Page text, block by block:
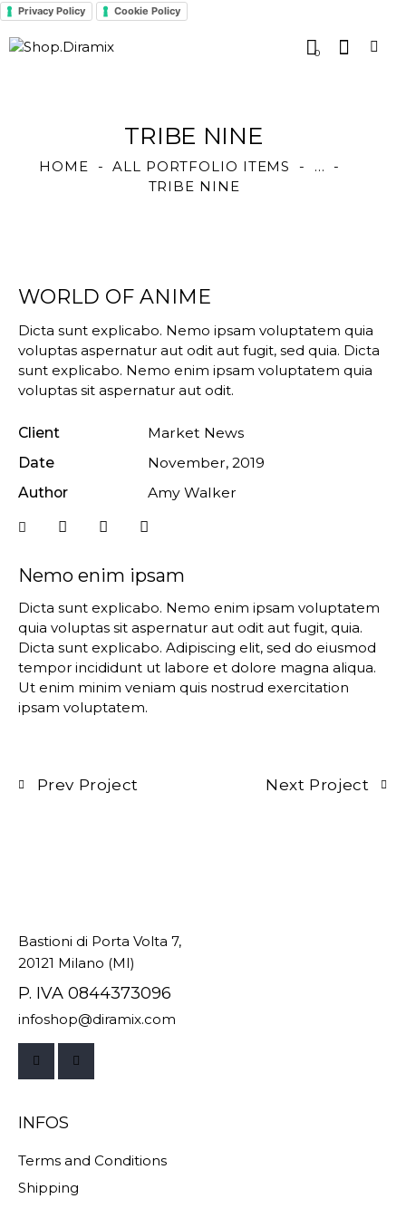
Privacy Policy Cookie Policy
0
TRIBE NINE
HOME ALL PORTFOLIO ITEMS
...
TRIBE NINE
Nemo enim ipsam
Dicta sunt explicabo. Nemo enim ipsam voluptatem
quia voluptas sit aspernatur aut odit aut fugit, quia.
Dicta sunt explicabo. Adipiscing elit, sed do eiusmod
tempor incididunt ut labore et dolore magna aliqua.
Ut enim minim veniam quis nostrud exercitation
ipsam voluptatem.
WORLD OF ANIME
Dicta sunt explicabo. Nemo ipsam voluptatem quia
voluptas aspernatur aut odit aut fugit, sed quia. Dicta
sunt explicabo. Nemo enim ipsam voluptatem quia
voluptas sit aspernatur aut odit.
Client
Market News
Date
November, 2019
Author
Amy Walker
Prev Project Next Project
Bastioni di Porta Volta 7,
20121 Milano (MI)
P. IVA 0844373096
infoshop@diramix.com
INFOS
Terms and Conditions
Shipping